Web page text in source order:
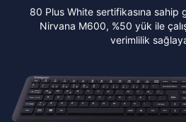
80 Plus White sertifikasına sahip
Nirvana M600, %50 yük ile
verimlilik